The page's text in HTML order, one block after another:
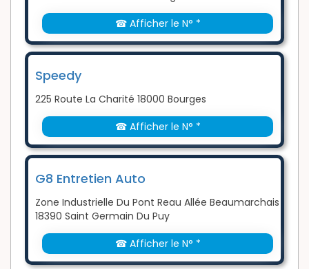
☎ Afficher le N° *
Speedy
225 Route La Charité 18000 Bourges
☎ Afficher le N° *
G8 Entretien Auto
Zone Industrielle Du Pont Reau Allée Beaumarchais
18390 Saint Germain Du Puy
☎ Afficher le N° *